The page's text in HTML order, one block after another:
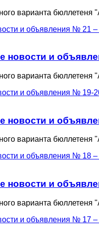
варианта бюллетеня
и
варианта бюллетеня
и
варианта бюллетеня
и
варианта бюллетеня